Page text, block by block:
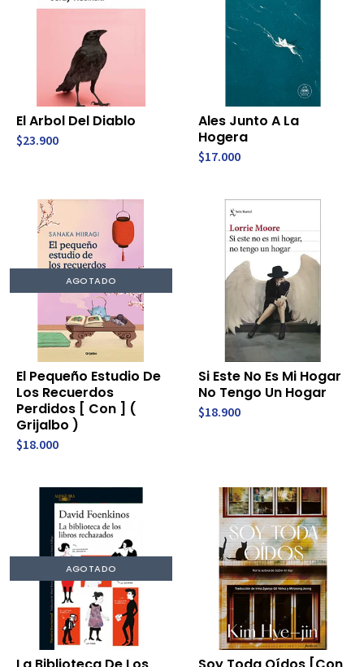
El Arbol Del Diablo
$23.900
Ales Junto A La
Hogera
$17.000
AGOTADO
El Pequeño Estudio De
Los Recuerdos
Perdidos [ Con ] (
Grijalbo )
$18.000
Si Este No Es Mi Hogar
No Tengo Un Hogar
$18.900
AGOTADO